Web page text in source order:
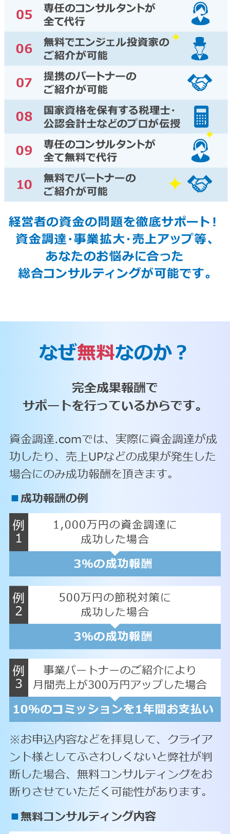
なぜ無料なのか？
完全成果報酬で
サポートを行っているからです。
資金調達.comでは、実際に資金調達が成
功したり、売上UPなどの成果が発生した
場合にのみ成功報酬を頂きます。
■成功報酬の例
※お申込内容などを拝見して、クライア
ント様としてふさわしくないと弊社が判
断した場合、無料コンサルティングをお
断りさせていただく可能性があります。
■無料コンサルティング内容